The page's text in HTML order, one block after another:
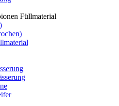
Füllmaterial